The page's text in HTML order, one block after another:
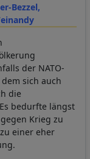
Bezzel,
der NATO-
sich auch
die
bedurfte längst
Krieg zu
einer eher